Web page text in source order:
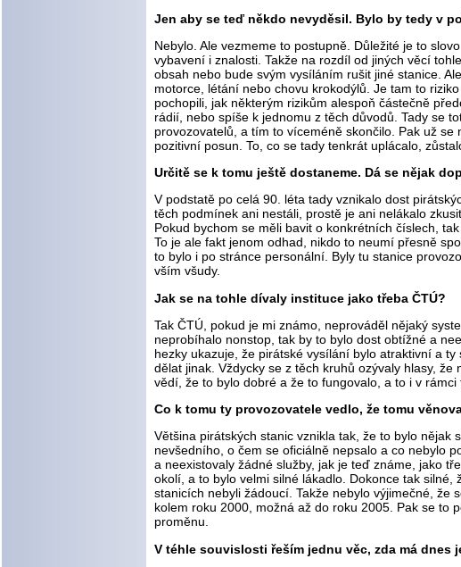
Jen aby se teď někdo nevyděsil. Bylo by tedy v
Nebylo. Ale vezmeme to postupně. Důležité je to
vybavení i znalosti. Takže na rozdíl od jiných věcí
obsah nebo bude svým vysíláním rušit jiné stanice.
motorce, létání nebo chovu krokodýlů. Je tam to
pochopili, jak některým rizikům alespoň částečně
rádií, nebo spíše k jednomu z těch důvodů. Tady se
provozovatelů, a tím to víceméně skončilo. Pak už
pozitivní posun. To, co se tady tenkrát uplácalo,
Určitě se k tomu ještě dostaneme. Dá se nějak
V podstatě po celá 90. léta tady vznikalo dost
těch podmínek ani nestáli, prostě je ani nelákalo
Pokud bychom se měli bavit o konkrétních číslech,
To je ale fakt jenom odhad, nikdo to neumí přesně
to bylo i po stránce personální. Byly tu stanice
vším všudy.
Jak se na tohle dívaly instituce jako třeba ČTÚ?
Tak ČTÚ, pokud je mi známo, neprováděl nějaký
neprobíhalo nonstop, tak by to bylo dost obtížné a
hezky ukazuje, že pirátské vysílání bylo atraktivní a
dělat jinak. Vždycky se z těch kruhů ozývaly hlasy,
vědí, že to bylo dobré a že to fungovalo, a to i v rámci
Co k tomu ty provozovatele vedlo, že tomu
Většina pirátských stanic vznikla tak, že to bylo
nevšedního, o čem se oficiálně nepsalo a co nebylo
a neexistovaly žádné služby, jak je teď známe, jako
okolí, a to bylo velmi silné lákadlo. Dokonce tak
stanicích nebyli žádoucí. Takže nebylo výjimečné,
kolem roku 2000, možná až do roku 2005. Pak se to
proměnu.
V téhle souvislosti řeším jednu věc, zda má dnes